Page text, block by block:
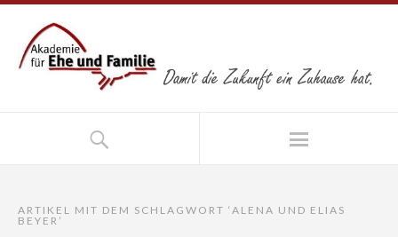
ARTIKEL MIT DEM SCHLAGWORT ‘ ALENA UND ELIAS
BEYER ’